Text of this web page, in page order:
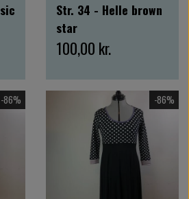
Str. 34 - Helle brown
star
100,00 kr.
-86% -86%